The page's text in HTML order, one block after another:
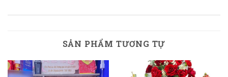
SẢN PHẨM TƯƠNG TỰ